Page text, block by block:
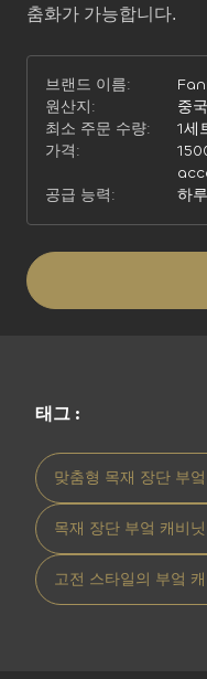
춤화가 가능합니다.
브랜드 이름:
원산지:
중국
최소 주문 수량:
1세
가격:
공급 능력:
하
태그 :
맞춤형 목재 장단 부
목재 장단 부엌 캐비
고전 스타일의 부엌